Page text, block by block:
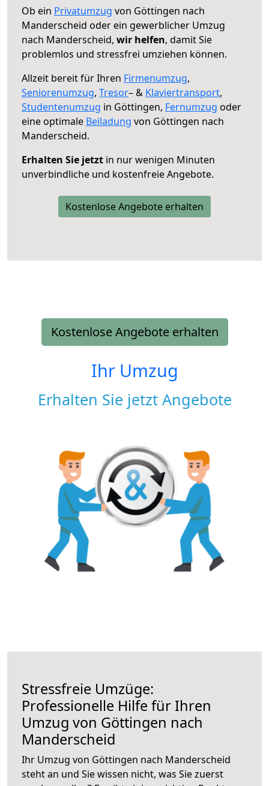
Ob ein Privatumzug von Göttingen nach
Manderscheid oder ein gewerblicher Umzug
nach Manderscheid, wir helfen, damit Sie
problemlos und stressfrei umziehen können.
Allzeit bereit für Ihren Firmenumzug,
Seniorenumzug, Tresor– & Klaviertransport,
Studentenumzug in Göttingen, Fernumzug oder
eine optimale Beiladung von Göttingen nach
Manderscheid.
Erhalten Sie jetzt in nur wenigen Minuten
unverbindliche und kostenfreie Angebote.
Kostenlose Angebote erhalten
Kostenlose Angebote erhalten
Ihr Umzug
Erhalten Sie jetzt Angebote
Stressfreie Umzüge:
Professionelle Hilfe für Ihren
Umzug von Göttingen nach
Manderscheid
Ihr Umzug von Göttingen nach Manderscheid
steht an und Sie wissen nicht, was Sie zuerst